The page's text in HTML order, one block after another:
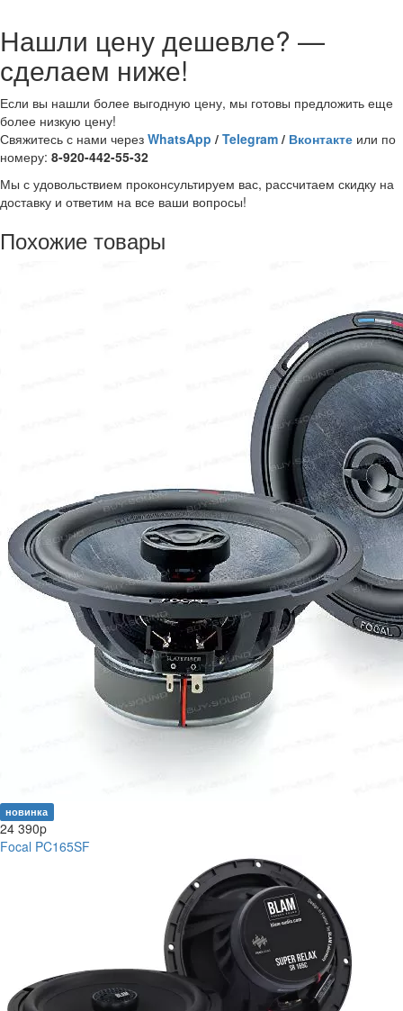
Нашли цену дешевле? —
сделаем ниже!
Если вы нашли более выгодную цену, мы готовы предложить еще
более низкую цену!
Свяжитесь с нами через WhatsApp / Telegram / Вконтакте или по
номеру: 8-920-442-55-32
Мы с удовольствием проконсультируем вас, рассчитаем скидку на
доставку и ответим на все ваши вопросы!
Похожие товары
новинка
24 390p
Focal PC165SF